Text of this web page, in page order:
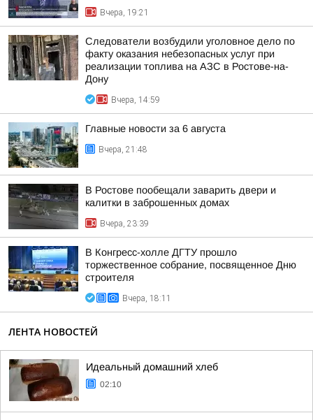
Вчера, 19:21
Следователи возбудили уголовное дело по
факту оказания небезопасных услуг при
реализации топлива на АЗС в Ростове-на-
Дону
Вчера, 14:59
Главные новости за 6 августа
Вчера, 21:48
В Ростове пообещали заварить двери и
калитки в заброшенных домах
Вчера, 23:39
В Конгресс-холле ДГТУ прошло
торжественное собрание, посвященное Дню
строителя
Вчера, 18:11
ЛЕНТА НОВОСТЕЙ
Идеальный домашний хлеб
02:10